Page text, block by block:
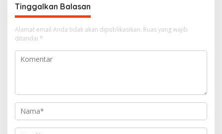
s
i
p
o
s
Tinggalkan Balasan
Alamat email Anda tidak akan dipublikasikan. Ruas yang wajib
ditandai *